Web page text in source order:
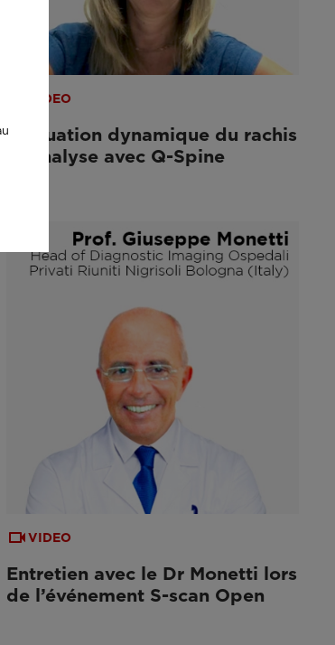
VIDEO
Évaluation dynamique du rachis
et analyse avec Q-Spine
VIDEO
Entretien avec le Dr Monetti lors
de l’événement S-scan Open